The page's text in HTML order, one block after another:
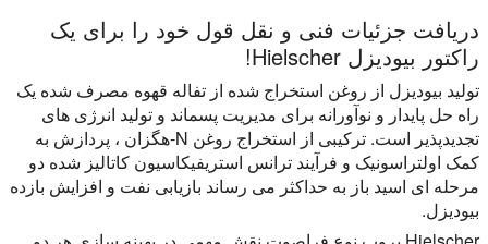
دریافت جزئیات فنی و نقل قول خود را برای یک
راکتور بیودیزل Hielscher!
تولید بیودیزل از روغن استخراج شده از تفاله قهوه مصرف شده یک
راه حل پایدار و نوآورانه برای مدیریت پسماند و تولید انرژی های
تجدیدپذیر است. ترکیبی از استخراج روغن N-هگزان ، پردازش به
کمک اولتراسونیک و فرآیند ترانس استریفیکاسیون کاتالیز شده دو
مرحله ای اسید باز به حداکثر می رساند بازیابی نفت و افزایش بازده
بیودیزل.